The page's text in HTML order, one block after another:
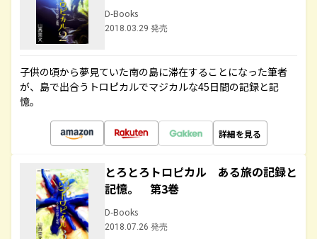
D-Books
2018.03.29 発売
子供の頃から夢見ていた南の島に滞在することになった筆者
が、島で出合うトロピカルでマジカルな45日間の記録と記
憶。
詳細を見る
とろとろトロピカル ある旅の記録と
記憶。 第3巻
D-Books
2018.07.26 発売